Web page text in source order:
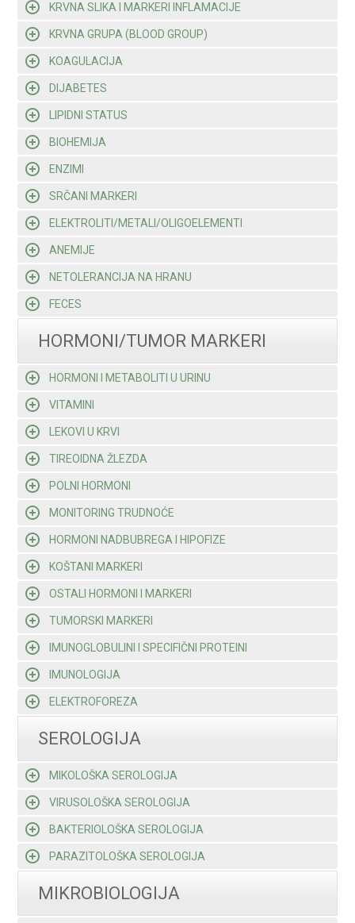
KRVNA SLIKA I MARKERI INFLAMACIJE
KRVNA GRUPA (BLOOD GROUP)
KOAGULACIJA
DIJABETES
LIPIDNI STATUS
BIOHEMIJA
ENZIMI
SRČANI MARKERI
ELEKTROLITI/METALI/OLIGOELEMENTI
ANEMIJE
NETOLERANCIJA NA HRANU
FECES
HORMONI/TUMOR MARKERI
HORMONI I METABOLITI U URINU
VITAMINI
LEKOVI U KRVI
TIREOIDNA ŽLEZDA
POLNI HORMONI
MONITORING TRUDNOĆE
HORMONI NADBUBREGA I HIPOFIZE
KOŠTANI MARKERI
OSTALI HORMONI I MARKERI
TUMORSKI MARKERI
IMUNOGLOBULINI I SPECIFIČNI PROTEINI
IMUNOLOGIJA
ELEKTROFOREZA
SEROLOGIJA
MIKOLOŠKA SEROLOGIJA
VIRUSOLOŠKA SEROLOGIJA
BAKTERIOLOŠKA SEROLOGIJA
PARAZITOLOŠKA SEROLOGIJA
MIKROBIOLOGIJA